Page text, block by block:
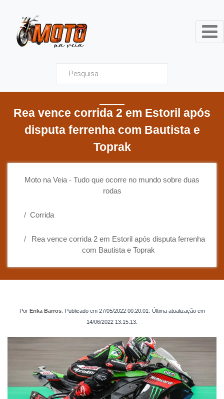
Moto na Veia - Tudo que
Rea vence corrida 2 em Estoril após
disputa ferrenha com Bautista e
Toprak
Moto na Veia - Tudo que ocorre no mundo sobre duas
rodas
Corrida
Rea vence corrida 2 em Estoril após disputa ferrenha
com Bautista e Toprak
Por Erika Barros. Publicado em 27/05/2022 00:20:01
Última atualização em
14/06/2022 13:15:13